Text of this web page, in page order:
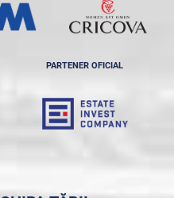
PARTENER OFICIAL